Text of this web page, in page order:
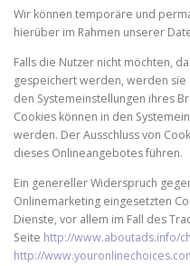
Wir können temporäre und
hierüber im Rahmen unserer
Falls die Nutzer nicht möchten,
gespeichert werden, werden
den Systemeinstellungen ihres
Cookies können in den
werden. Der Ausschluss von
dieses Onlineangebotes führen.
Ein genereller Widerspruch
Onlinemarketing eingesetzten
Dienste, vor allem im Fall des
Seite http://www.aboutads.info/
http://